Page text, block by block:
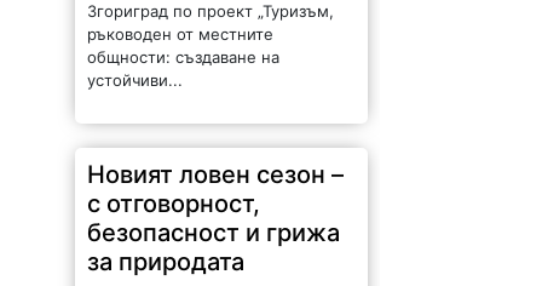
Згориград по проект „Туризъм,
ръководен от местните
общности: създаване на
устойчиви...
Новият ловен сезон –
с отговорност,
безопасност и грижа
за природата